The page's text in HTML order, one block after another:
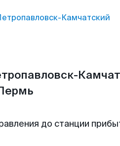
Камчатский
до станции